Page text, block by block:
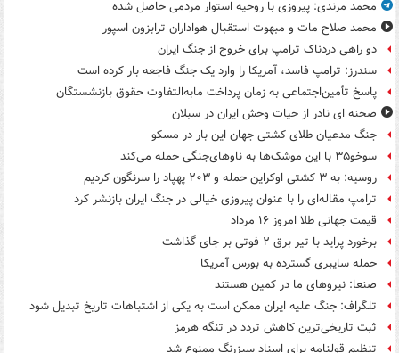
محمد مرندی: پیروزی با روحیه استوار مردمی حاصل شده
محمد صلاح مات و مبهوت استقبال هواداران ترابزون اسپور
دو راهی دردناک ترامپ برای خروج از جنگ ایران
سندرز: ترامپ فاسد، آمریکا را وارد یک جنگ فاجعه بار کرده است
پاسخ تأمین‌اجتماعی به زمان پرداخت مابه‌التفاوت حقوق بازنشستگان
صحنه ای نادر از حیات وحش ایران در سبلان
جنگ مدعیان طلای کشتی جهان این بار در مسکو
سوخو۳۵ با این موشک‌ها به ناوهای‌جنگی حمله می‌کند
روسیه: به ۳ کشتی اوکراین حمله و ۲۰۳ پهپاد را سرنگون کردیم
ترامپ مقاله‌ای را با عنوان پیروزی خیالی در جنگ ایران بازنشر کرد
قیمت جهانی طلا امروز ۱۶ مرداد
برخورد پراید با تیر برق ۲ فوتی بر جای گذاشت
حمله سایبری گسترده به بورس آمریکا
صنعا: نیروهای ما در کمین‌ هستند
تلگراف: جنگ علیه ایران ممکن است به یکی از اشتباهات تاریخ تبدیل شود
ثبت تاریخی‌ترین کاهش تردد در تنگه هرمز
تنظیم قولنامه برای اسناد سبزرنگ ممنوع شد